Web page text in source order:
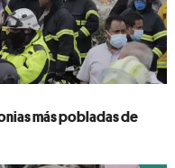
más pobladas de